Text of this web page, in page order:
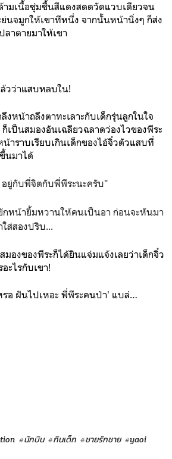
ามเนื้อชุ่มชื้นสีแดงสดตวัดแวบเดียวจน
นจมูกให้เขาทีหนึ่ง จากนั้นหน้านิ่งๆ ก็ส่ง
าตายมาให้เขา
วว่าแสบหลบใน!
งหน้าถลึงตาทะเลาะกับเด็กรุ่นลูกในใจ
เป็นสมองอันเฉลียวฉลาดว่องไวของพีระ
าราบเรียบเกินเด็กของไอ้จิ๋วตัวแสบที่
นมาได้
อยู่กับพี่จิตกับพี่พีระนะครับ"
หน้ายิ้มหวานให้คนเป็นอา ก่อนจะหันมา
ส่สองปริบ...
มองของพีระก็ได้ยินแจ่มแจ้งเลยว่าเด็กจิ๋ว
ะไรกับเขา!
รอ ฝันไปเหอะ พี่พีระคนป่า' แบล่…
#นักบิน #กินเด็ก #ชายรักชาย #yaoi